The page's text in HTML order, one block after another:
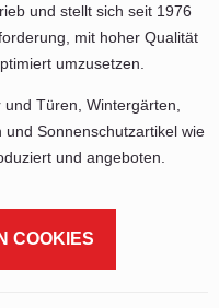
und stellt sich seit 1976
mit hoher Qualität
umzusetzen.
Türen, Wintergärten,
Sonnenschutzartikel wie
und angeboten.
COOKIES